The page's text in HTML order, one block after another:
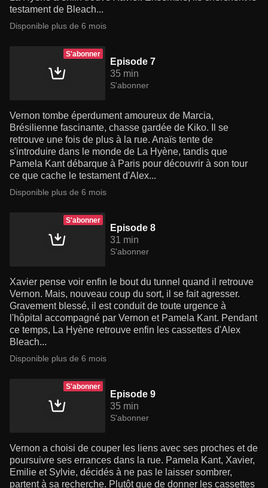
testament de Bleach...
Disponible plus de 6 mois
S'abonner
Episode 7
35 min
S'abonner
Vernon tombe éperdument amoureux de Marcia,
Brésilienne fascinante, chasse gardée de Kiko. Il se
retrouve une fois de plus à la rue. Anaïs tente de
s'introduire dans le monde de La Hyène, tandis que
Pamela Kant débarque à Paris pour découvrir à son tour
ce que cache le testament d'Alex...
Disponible plus de 6 mois
S'abonner
Episode 8
31 min
S'abonner
Xavier pense voir enfin le bout du tunnel quand il retrouve
Vernon. Mais, nouveau coup du sort, il se fait agresser.
Gravement blessé, il est conduit de toute urgence à
l'hôpital accompagné par Vernon et Pamela Kant. Pendant
ce temps, La Hyène retrouve enfin les cassettes d'Alex
Bleach...
Disponible plus de 6 mois
S'abonner
Episode 9
35 min
S'abonner
Vernon a choisi de couper les liens avec ses proches et de
poursuivre ses errances dans la rue. Pamela Kant, Xavier,
Emilie et Sylvie, décidés à ne pas le laisser sombrer,
partent à sa recherche. Plutôt que de donner les cassettes